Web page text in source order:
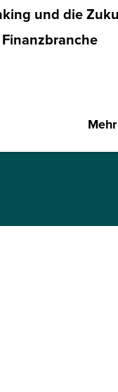
und die